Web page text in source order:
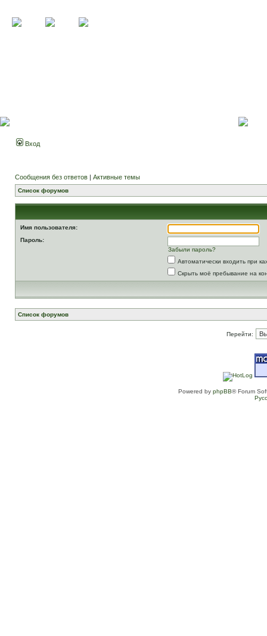
Вход
Сообщения без ответов | Активные темы
Список форумов
Имя пользователя:
Пароль:
Забыли пароль?
Автоматически входить при
Скрыть моё пребывание на
Список форумов
Перейти:
Powered by phpBB® Forum